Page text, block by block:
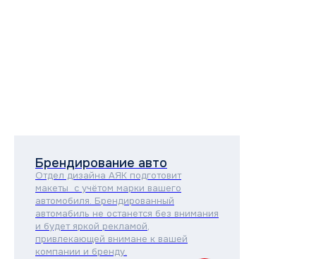
Брендирование авто
Отдел дизайна АЯК подготовит
макеты с учётом марки вашего
автомобиля. Брендированный
автомабиль не останется без внимания
и будет яркой рекламой,
привлекающей внимане к вашей
компании и бренду.